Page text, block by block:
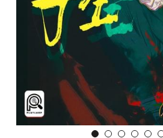
主題房間
會員優惠
主持/劇本招募
到址及團建服務